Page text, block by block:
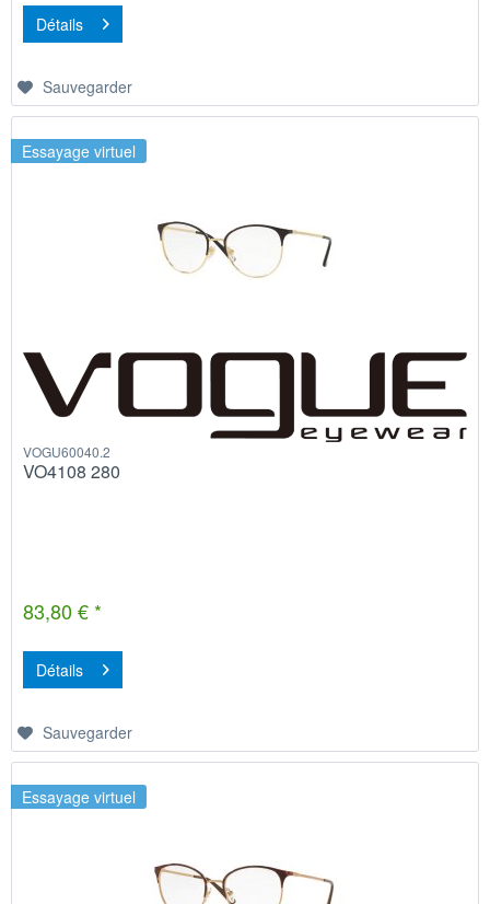
Détails
Sauvegarder
Essayage virtuel
VOGU60040.2
VO4108 280
83,80 € *
Détails
Sauvegarder
Essayage virtuel